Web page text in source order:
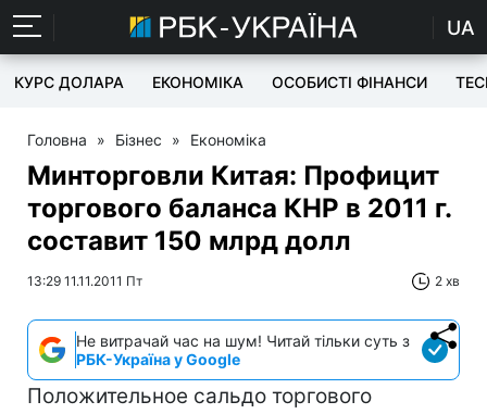
UA
КУРС ДОЛАРА ЕКОНОМІКА ОСОБИСТІ ФІНАНСИ
Головна » Бізнес » Економіка
Минторговли Китая: Профицит
торгового баланса КНР в 2011 г.
составит 150 млрд долл
13:29 11.11.2011 Пт 2 хв
Не витрачай час на шум! Читай тільки суть з
РБК-Україна у Google
Положительное сальдо торгового